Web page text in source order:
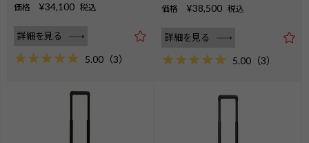
価格 ¥34,100 税込
詳細を見る
5.00 （3）
価格 ¥38,500 税込
詳細を見る
5.00 （3）